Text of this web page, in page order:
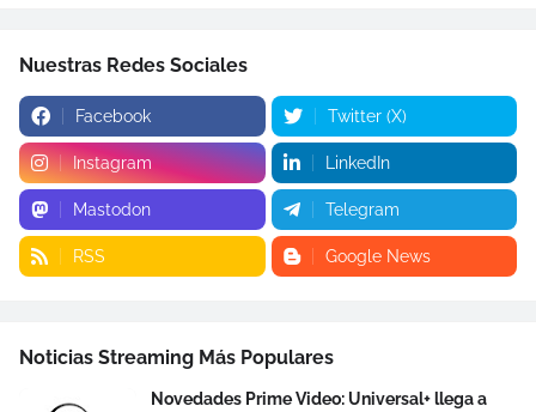
Nuestras Redes Sociales
Facebook Twitter (X)
Instagram LinkedIn
Mastodon Telegram
RSS Google News
Noticias Streaming Más Populares
Novedades Prime Video: Universal+ llega a